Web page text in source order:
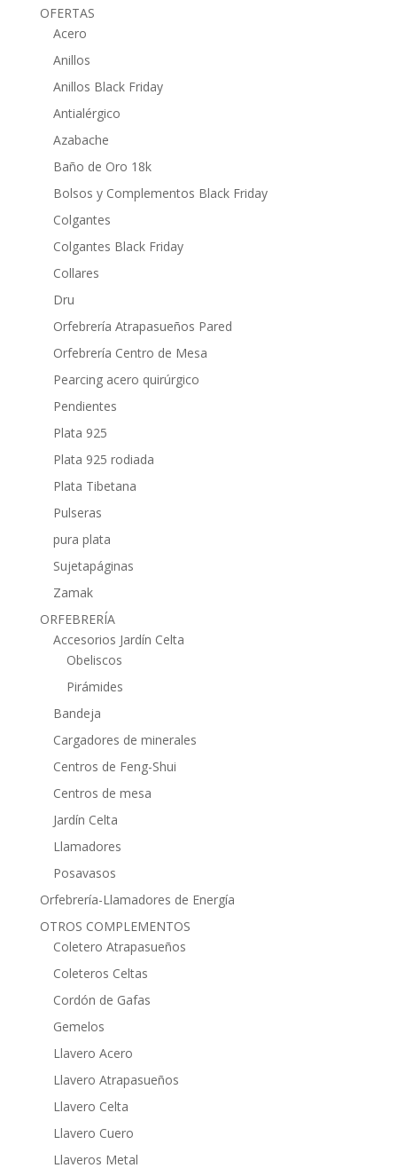
OFERTAS
Acero
Anillos
Anillos Black Friday
Antialérgico
Azabache
Baño de Oro 18k
Bolsos y Complementos Black Friday
Colgantes
Colgantes Black Friday
Collares
Dru
Orfebrería Atrapasueños Pared
Orfebrería Centro de Mesa
Pearcing acero quirúrgico
Pendientes
Plata 925
Plata 925 rodiada
Plata Tibetana
Pulseras
pura plata
Sujetapáginas
Zamak
ORFEBRERÍA
Accesorios Jardín Celta
Obeliscos
Pirámides
Bandeja
Cargadores de minerales
Centros de Feng-Shui
Centros de mesa
Jardín Celta
Llamadores
Posavasos
Orfebrería-Llamadores de Energía
OTROS COMPLEMENTOS
Coletero Atrapasueños
Coleteros Celtas
Cordón de Gafas
Gemelos
Llavero Acero
Llavero Atrapasueños
Llavero Celta
Llavero Cuero
Llaveros Metal